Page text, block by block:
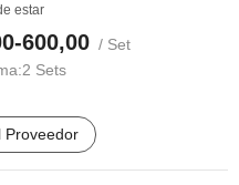
estar
600,00 / Set
2 Sets
Proveedor